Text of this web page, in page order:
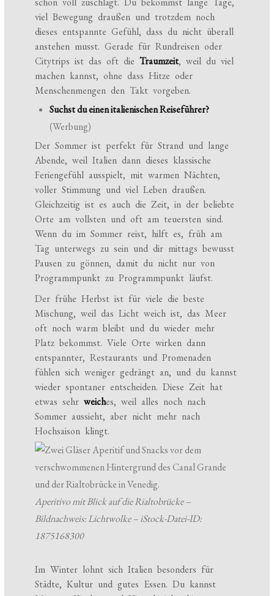
viel Bewegung draußen und trotzdem noch
dieses entspannte Gefühl, dass du nicht überall
anstehen musst. Gerade für Rundreisen oder
Citytrips ist das oft dieTraumzeit, weil du viel
machen kannst, ohne dass Hitze oder
Menschenmengen den Takt vorgeben.
Suchst du einen italienischen Reiseführer?
(Werbung)
Der Sommer ist perfekt für Strand und lange
Abende, weil Italien dann dieses klassische
Feriengefühl ausspielt, mit warmen Nächten,
voller Stimmung und viel Leben draußen.
Gleichzeitig ist es auch die Zeit, in der beliebte
Orte am vollsten und oft am teuersten sind.
Wenn du im Sommer reist, hilft es, früh am
Tag unterwegs zu sein und dir mittags bewusst
Pausen zu gönnen, damit du nicht nur von
Programmpunkt zu Programmpunkt läufst.
Der frühe Herbst ist für viele die beste
Mischung, weil das Licht weich ist, das Meer
oft noch warm bleibt und du wieder mehr
Platz bekommst. Viele Orte wirken dann
entspannter, Restaurants und Promenaden
fühlen sich weniger gedrängt an, und du kannst
wieder spontaner entscheiden. Diese Zeit hat
etwas sehrweiches, weil alles noch nach
Sommer aussieht, aber nicht mehr nach
Hochsaison klingt.
Aperitivo mit Blick auf die Rialtobrücke –
Bildnachweis: Lichtwolke – iStock-Datei-ID:
1875168300
Im Winter lohnt sich Italien besonders für
Städte, Kultur und gutes Essen. Du kannst